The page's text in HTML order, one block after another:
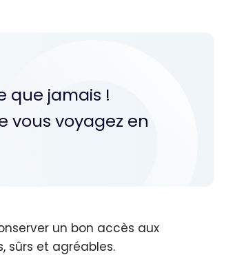
que jamais !
vous voyagez en
un bon accès aux
sûrs et agréables.